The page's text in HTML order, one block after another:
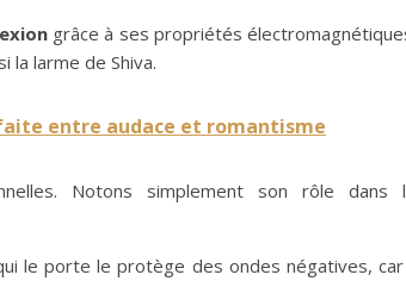
grâce à ses propriétés
la larme de Shiva.
entre audace et romantisme
Notons simplement son rôle dans
le porte le protège des ondes négatives, car